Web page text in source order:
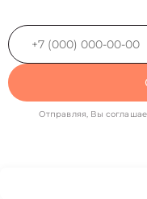
Отправляя, Вы